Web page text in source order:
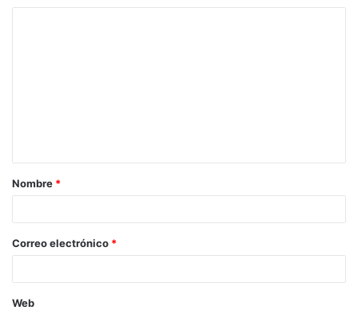
a
r
*
Nombre *
Correo electrónico *
Web